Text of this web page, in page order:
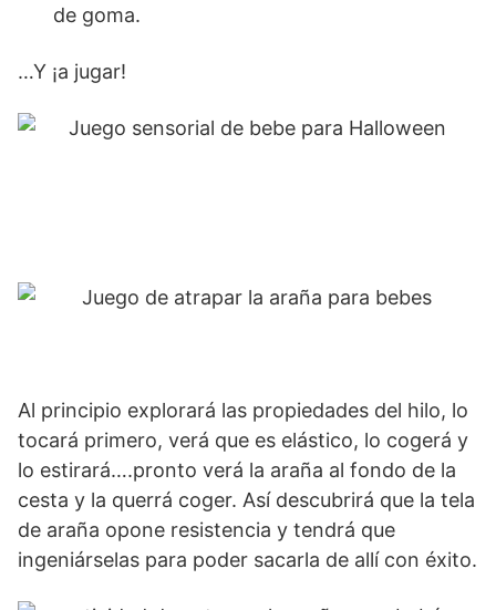
de goma.
…Y ¡a jugar!
Al principio explorará las propiedades del hilo, lo
tocará primero, verá que es elástico, lo cogerá y
lo estirará….pronto verá la araña al fondo de la
cesta y la querrá coger. Así descubrirá que la tela
de araña opone resistencia y tendrá que
ingeniárselas para poder sacarla de allí con éxito.